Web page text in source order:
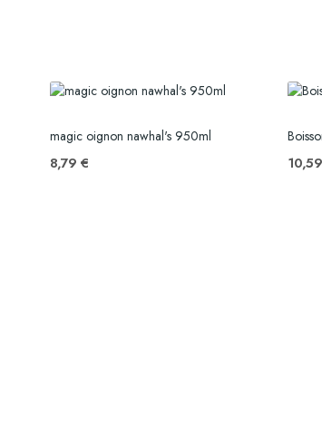
magic oignon nawhal's 950ml
8,79 €